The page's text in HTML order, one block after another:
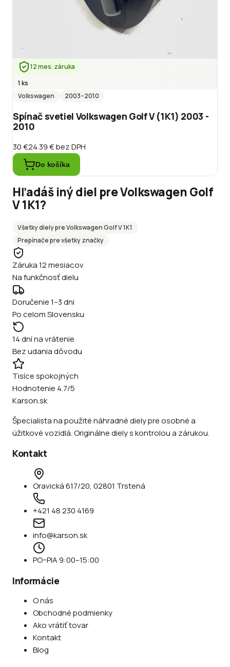
12 mes. záruka
1 ks
Volkswagen
2003–2010
Spínač svetiel Volkswagen Golf V (1K1) 2003 -
2010
30 €24.39 €bez DPH
Do košíka
Hľadáš iný diel preVolkswagenGolf
V 1K1?
Všetky diely preVolkswagenGolf V 1K1
Prepínačepre všetky značky
Záruka 12 mesiacov
Na funkčnosť dielu
Doručenie 1–3 dni
Po celom Slovensku
14 dní na vrátenie
Bez udania dôvodu
Tisíce spokojných
Hodnotenie 4.7/5
Karson.sk
Špecialista na použité náhradné diely pre osobné a
úžitkové vozidlá. Originálne diely s kontrolou a zárukou.
Kontakt
Oravická 617/20, 02801 Trstená
+421 48 230 4169
info@karson.sk
PO–PIA 9:00–15:00
Informácie
O nás
Obchodné podmienky
Ako vrátiť tovar
Kontakt
Blog